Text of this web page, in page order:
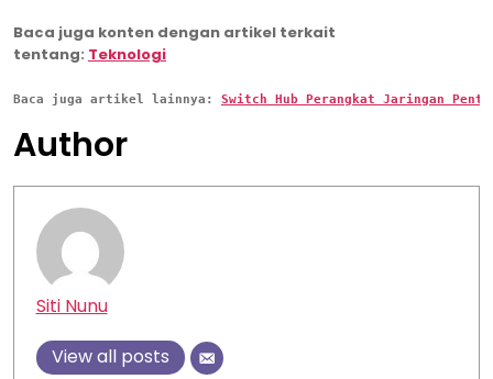
Baca juga konten dengan artikel terkait
tentang: Teknologi
Baca juga artikel lainnya: Switch Hub Perangkat Jaringan
Author
Siti Nunu
View all posts